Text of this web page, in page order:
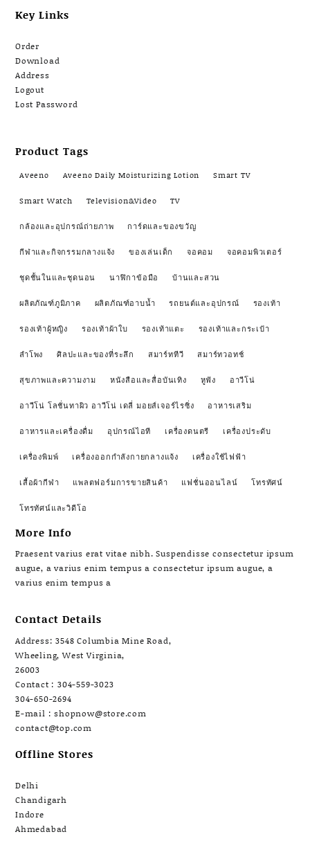
Key Links
Order
Download
Address
Logout
Lost Password
Product Tags
Aveeno Aveeno Daily Moisturizing Lotion Smart TV
Smart Watch Television&Video TV
กล้องและอุปกรณ์ถ่ายภาพ การ์ดและของขวัญ
กีฬาและกิจกรรมกลางแจ้ง ของเล่นเด็ก จอคอม จอคอมพิวเตอร์
ชุดชั้นในและชุดนอน นาฬิกาข้อมือ บ้านและสวน
ผลิตภัณฑ์ภูมิภาค ผลิตภัณฑ์อาบน้ำ รถยนต์และอุปกรณ์ รองเท้า
รองเท้าผู้หญิง รองเท้าผ้าใบ รองเท้าแตะ รองเท้าและกระเป๋า
ลำโพง ศิลปะและของที่ระลึก สมาร์ททีวี สมาร์ทวอทช์
สุขภาพและความงาม หนังสือและสื่อบันเทิง หูฟัง อาวีโน่
อาวีโน่ โลชั่นทาผิว อาวีโน่ เดลี่ มอยส์เจอร์ไรซิ่ง อาหารเสริม
อาหารและเครื่องดื่ม อุปกรณ์ไอที เครื่องดนตรี เครื่องประดับ
เครื่องพิมพ์ เครื่องออกกำลังกายกลางแจ้ง เครื่องใช้ไฟฟ้า
เสื้อผ้ากีฬา แพลตฟอร์มการขายสินค้า แฟชั่นออนไลน์ โทรทัศน์
โทรทัศน์และวิดีโอ
More Info
Praesent varius erat vitae nibh. Suspendisse consectetur ipsum
augue, a varius enim tempus a consectetur ipsum augue, a
varius enim tempus a
Contact Details
Address: 3548 Columbia Mine Road,
Wheeling, West Virginia,
26003
Contact : 304-559-3023
304-650-2694
E-mail : shopnow@store.com
contact@top.com
Offline Stores
Delhi
Chandigarh
Indore
Ahmedabad